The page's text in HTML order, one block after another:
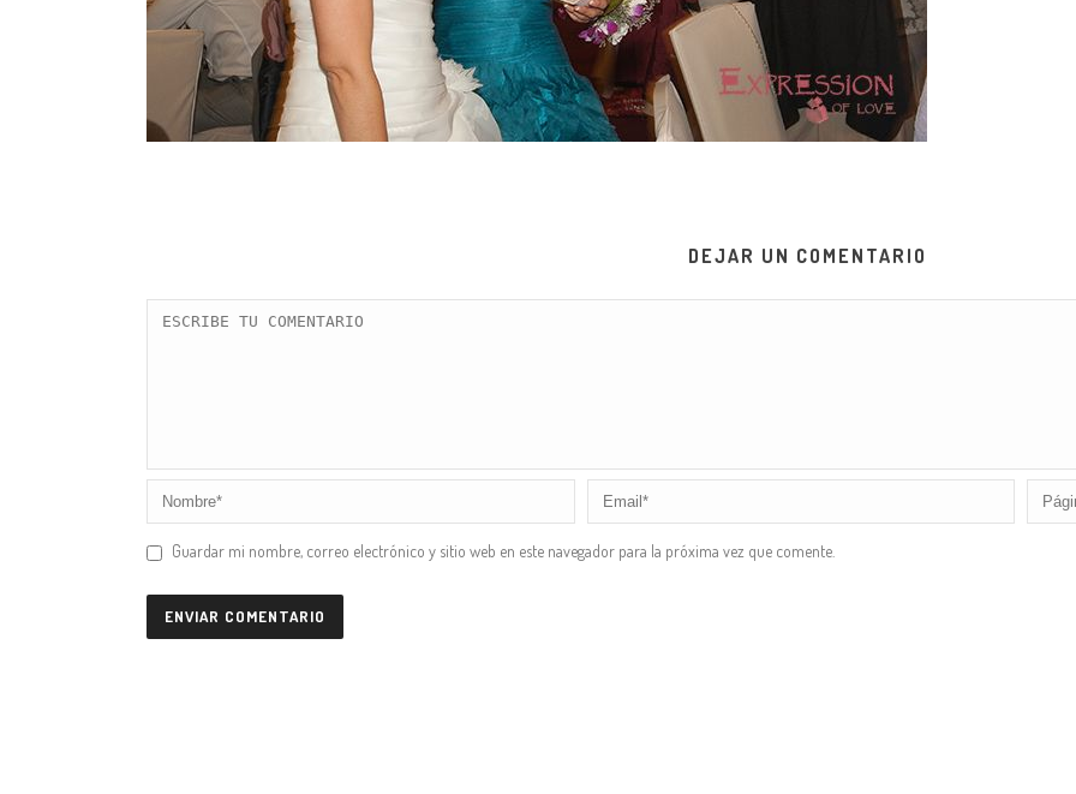
DEJAR UN COMENTARIO
Guardar mi nombre, correo electrónico y sitio web en este navegador para la próxima vez que comente.